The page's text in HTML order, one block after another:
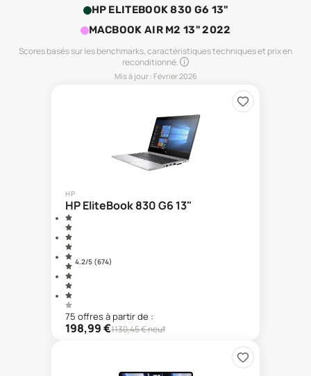
HP ELITEBOOK 830 G6 13"
MACBOOK AIR M2 13" 2022
Scores basés sur les benchmarks, caractéristiques techniques et prix en
reconditionné.
Mis à jour : Février 2026
HP
HP EliteBook 830 G6 13"
4.2/5 (674)
75 offresà partir de :
198,99€1130,45€ neuf